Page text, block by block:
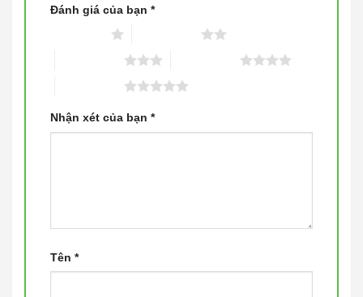
Đánh giá của bạn *
Nhận xét của bạn *
Tên *